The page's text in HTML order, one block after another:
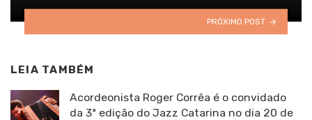
PRÓXIMO POST
LEIA TAMBÉM
Acordeonista Roger Corrêa é o convidado
da 3ª edição do Jazz Catarina no dia 20 de